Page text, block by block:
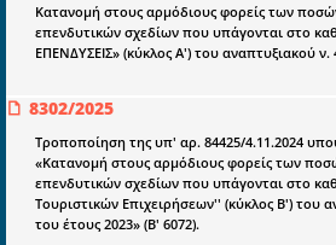
Κατανομή στους αρμόδιους φορείς των
επενδυτικών σχεδίων που υπάγονται στο
ΕΠΕΝΔΥΣΕΙΣ» (κύκλος Α') του αναπτυξιακού ν.
8302/2025
Τροποποίηση της υπ' αρ. 84425/4.11.2024
«Κατανομή στους αρμόδιους φορείς των
επενδυτικών σχεδίων που υπάγονται στο
Τουριστικών Επιχειρήσεων'' (κύκλος Β') του
του έτους 2023» (Β' 6072).
Υπουργικές αποφάσεις
Πληροφορίες
Είσοδος
Εγγραφή